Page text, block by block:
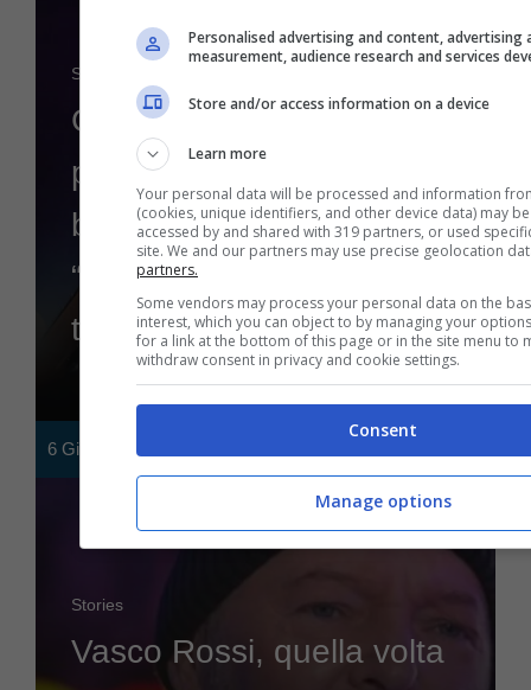
Stories
Gianluca Grignani, i
problemi di droga e quella
battuta a Pino Daniele:
“Già mi sono fumato
tutti…”
6 Giugno 2024
Stories
Vasco Rossi, quella volta
Personalised advertising and content, advertising
measurement, audience research and services
Store and/or access information on a device
Learn more
Your personal data will be processed and information
(cookies, unique identifiers, and other device data) may
accessed by and shared with 319 partners, or used
site. We and our partners may use precise geolocation
partners.
Some vendors may process your personal data on the
interest, which you can object to by managing your
for a link at the bottom of this page or in the site menu to
withdraw consent in privacy and cookie settings.
Consent
Manage options